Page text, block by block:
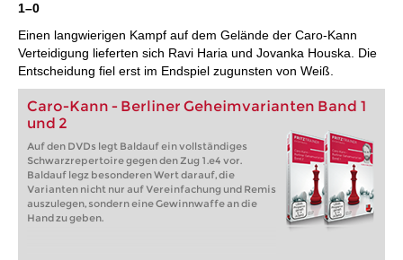
1–0
Einen langwierigen Kampf auf dem Gelände der Caro-Kann
Verteidigung lieferten sich Ravi Haria und Jovanka Houska. Die
Entscheidung fiel erst im Endspiel zugunsten von Weiß.
Caro-Kann - Berliner Geheimvarianten Band 1
und 2
Auf den DVDs legt Baldauf ein vollständiges
Schwarzrepertoire gegen den Zug 1.e4 vor.
Baldauf legz besonderen Wert darauf, die
Varianten nicht nur auf Vereinfachung und Remis
auszulegen, sondern eine Gewinnwaffe an die
Hand zu geben.